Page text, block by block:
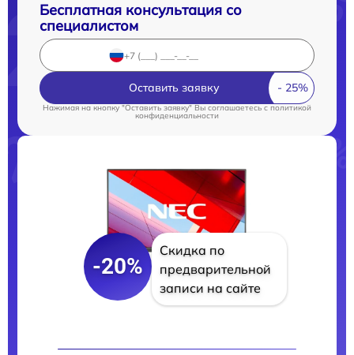
Бесплатная консультация со
специалистом
Оставить заявку
Нажимая на кнопку "Оставить заявку" Вы соглашаетесь cполитикой
конфиденциальности
-20%
Скидка по
предварительной
записи на сайте